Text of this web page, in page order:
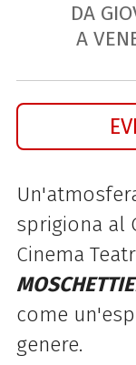
DA
A
sprigiona al
Cinema
come
genere.